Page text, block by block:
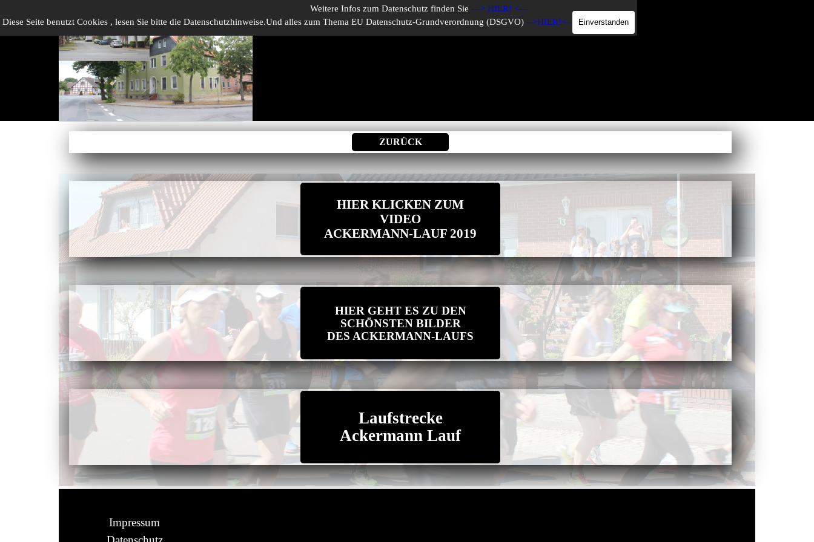
Diese Seite benutzt Cookies , lesen Sie bitte die Datenschutzhinweise.
Weitere Infos zum Datenschutz finden Sie ---> HIER! <---
Und alles zum Thema EU Datenschutz-Grundverordnung (DSGVO) -->HIER!<-- Einverstanden
Aktuelles
Heute & Morgen
Gestern
Vorgestern
▼
Infos
▼
ZURÜCK
HIER KLICKEN ZUM
VIDEO
ACKERMANN-LAUF 2019
HIER GEHT ES ZU DEN
SCHÖNSTEN BILDER
DES ACKERMANN-LAUFS
Laufstrecke
Ackermann Lauf
Impressum